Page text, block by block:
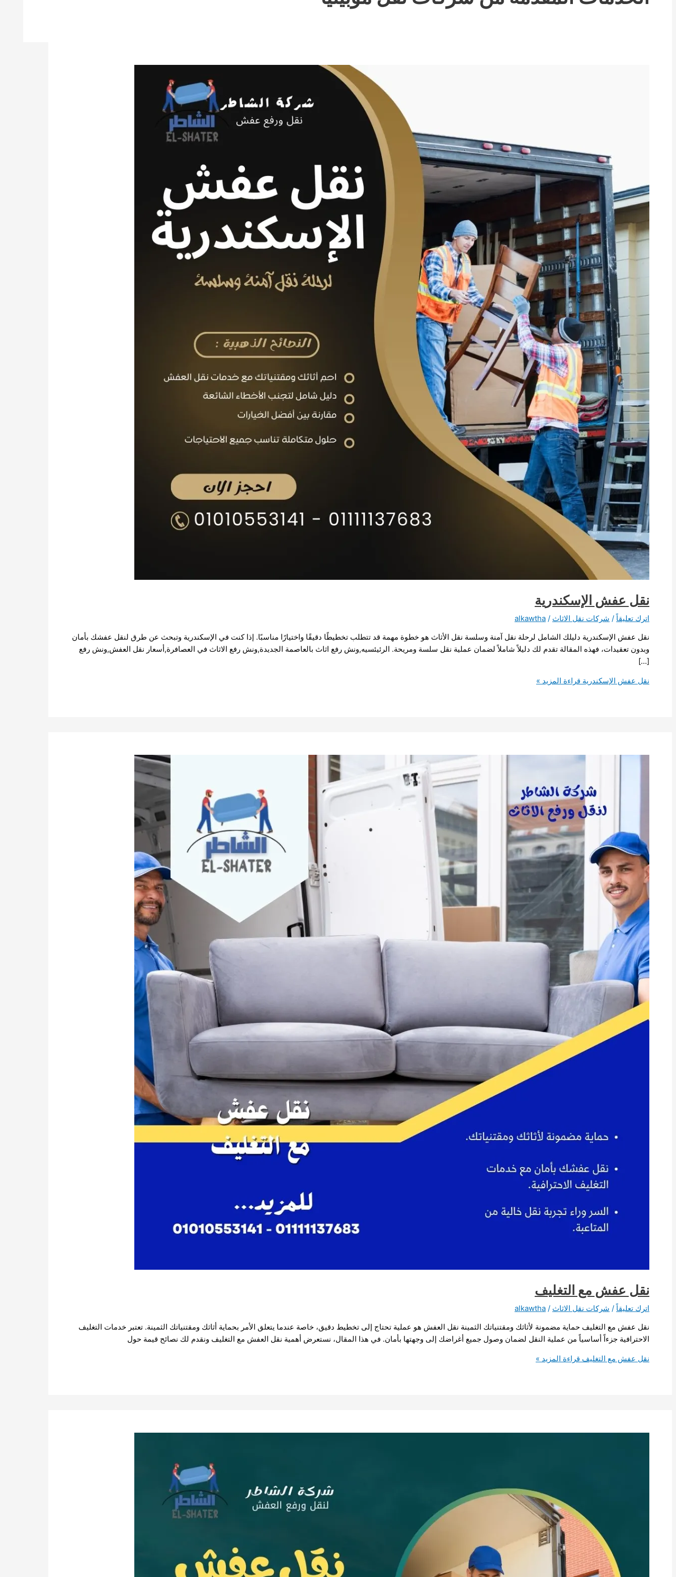
نقل عفش الإسكندرية
اترك تعليقاً / شركات نقل الاثاث /
alkawtha
نقل عفش الإسكندرية دليلك الشامل لرحلة نقل آمنة وسلسة نقل الأثاث هو خطوة مهمة قد تتطلب تخطيطًا دقيقًا واختيارًا مناسبًا. إذا كنت في الإسكندرية وتبحث عن طرق لنقل عفشك بأمان
وبدون تعقيدات، فهذه المقالة تقدم لك دليلاً شاملاً لضمان عملية نقل سلسة ومريحة. الرئيئسيه,ونش رفع اثاث بالعاصمة الجديدة,ونش رفع الاثاث في العصافرة,أسعار نقل العفش,ونش رفع
[…]
نقل عفش الإسكندرية قراءة المزيد »
نقل عفش مع التغليف
اترك تعليقاً / شركات نقل الاثاث /
alkawtha
نقل عفش مع التغليف حماية مضمونة لأثاثك ومقتنياتك الثمينة نقل العفش هو عملية تحتاج إلى تخطيط دقيق، خاصة عندما يتعلق الأمر بحماية أثاثك ومقتنياتك الثمينة. تعتبر خدمات التغليف
الاحترافية جزءاً أساسياً من عملية النقل لضمان وصول جميع أغراضك إلى وجهتها بأمان. في هذا المقال، نستعرض أهمية نقل العفش مع التغليف ونقدم لك نصائح قيمة حول
نقل عفش مع التغليف قراءة المزيد »